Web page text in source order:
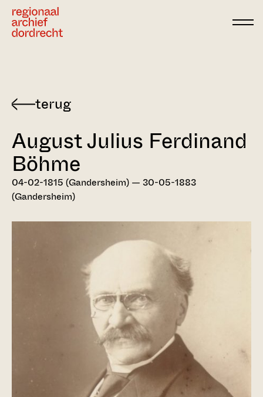
Terug
Dordts
biografisch
woordenboek
August Julius Ferdinand
Böhme
04-02-1815 (Gandersheim) — 30-05-1883
(Gandersheim)